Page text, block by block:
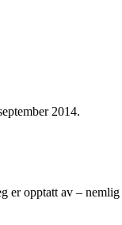
2014.
er opptatt av –